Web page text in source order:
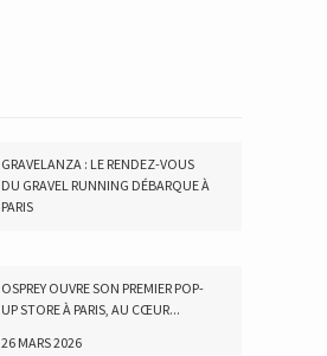
GRAVELANZA : LE RENDEZ-VOUS
DU GRAVEL RUNNING DÉBARQUE À
PARIS
OSPREY OUVRE SON PREMIER POP-
UP STORE À PARIS, AU CŒUR...
26 MARS 2026